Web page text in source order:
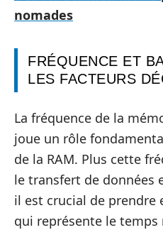
nomades
FRÉQUENCE ET
LES FACTEURS
La fréquence de la
joue un rôle
de la RAM. Plus cette
le transfert de données
il est crucial de prendre
qui représente le temps